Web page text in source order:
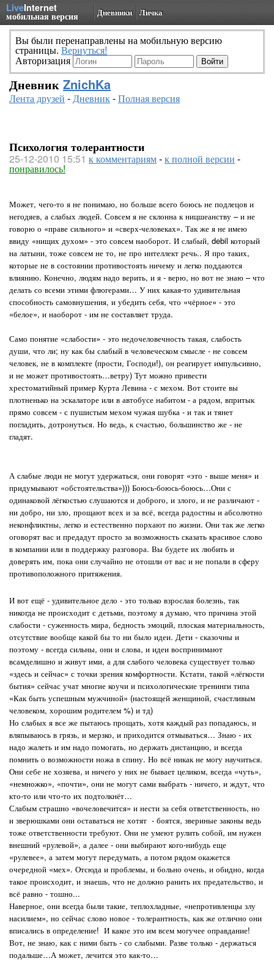
LiveInternet
мобильная версия Дневники Личка
Вы были перенаправлены на мобильную версию
страницы. Вернуться!
Авторизация
Дневник ZnichKa
Лента друзей -Дневник-Полная версия
Психология толерантности
25-12-2010 15:51 к комментариям-к полной версии -
понравилось!
Может, чего-то я не понимаю, но больше всего боюсь не подлецов и
негодяев, а слабых людей. Совсем я не склонна к ницшеанству – и не
говорю о «праве сильного» и «сверх-человеках». Так же я не имею
ввиду «нищих духом» - это совсем наоборот. И слабый, debil который
на латыни, тоже совсем не то, не про интеллект речь.. Я про таких,
которые не в состоянии противостоять ничему и легко поддаются
влиянию. Конечно, людям надо верить, и я - верю, но вот не знаю – что
делать со всеми этими флюгерами… У них какая-то удивительная
способность самовнушения, и убедить себя, что «чёрное» - это
«белое», и наоборот - им не составляет труда.
Само понятие «слабости» - это недочеловечность такая, слабость
души, что ли; ну как бы слабый в человеческом смысле - не совсем
человек, не в комплекте (прости, Господи!), он реагирует импульсивно,
и не может противостоять…ветру) Тут можно привести
хрестоматийный пример Курта Левина - с мехом. Вот стоите вы
плотненько на эскалаторе или в автобусе набитом - а рядом, впритык
прямо совсем - с пушистым мехом чужая шубка - и так и тянет
погладить, дотронуться. Но ведь, к счастью, большинство же - не
гладят.
А слабые люди не могут удержаться, они говорят «это - выше меня» и
придумывают «обстоятельства»))) Боюсь-боюсь-боюсь…Они с
одинаковой лёгкостью слушаются и доброго, и злого, и не различают -
ни добро, ни зло, прощают всех и за всё, всегда радостны и абсолютно
неконфликтны, легко и естественно порхают по жизни. Они так же легко
оговорят вас и предадут просто за возможность сказать красивое слово
в компании или в поддержку разговора. Вы будете их любить и
доверять им, пока они случайно не отошли от вас и не попали в сферу
противоположного притяжения.
И вот ещё - удивительное дело - это только взрослая болезнь, так
никогда не происходит с детьми, поэтому я думаю, что причина этой
слабости - суженность мира, бедность эмоций, плоская материальность,
отсутствие вообще какой бы то ни было идеи. Дети - сказочны и
поэтому - всегда сильны, они и слова, и идеи воспринимают
всамделишно и живут ими, а для слабого человека существует только
«здесь и сейчас» с точки зрения комфортности. Кстати, такой «лёгкости
бытия» сейчас учат многие коучи и психологические тренинги типа
«Как быть успешным мужчиной» (настоящей женщиной, счастливым
человеком, хорошим родителем %) и тд)
Но слабых я все же пытаюсь прощать, хотя каждый раз попадаюсь, и
вляпываюсь в грязь, и мерзко, и приходится отмываться… Знаю - их
надо жалеть и им надо помогать, но держать дистанцию, и всегда
помнить о возможности ножа в спину. Но всё никак не могу научиться.
Они себе не хозяева, и ничего у них не бывает целиком, всегда «чуть»,
«немножко», «почти», они не могут сами выбрать - ничего, и ждут, что
кто-то или что-то их подтолкнёт…
Слабым страшно «вочеловечится» и нести за себя ответственность, но
и зверюшками они оставаться не хотят - боятся, звериные законы ведь
тоже ответственности требуют. Они не умеют рулить собой, им нужен
внешний «рулевой», а далее - они выбирают кого-нибудь еще
«рулевее», а затем могут передумать, а потом рядом окажется
очередной «мех». Отсюда и проблемы, и больно очень, и обидно, когда
такое происходит, и знаешь, что не должно ранить их предательство, и
всё равно - тошно...
Наверное, они всегда были такие, теплохладные, «непротивленцы злу
насилием», но сейчас слово новое - толерантность, как же отлично они
вписались в определение! И какое это им всем могучее оправдание!
Вот, не знаю, как с ними быть - со слабыми. Разве только - держаться
подальше…А может, лечится это как-то…